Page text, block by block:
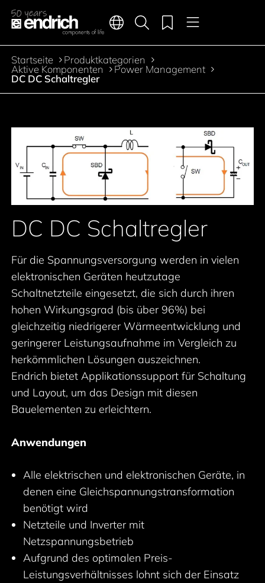
Zum Inhalt springen
Hauptnavigation
Sprachen Menü
Produktsuche
Merkliste
Pfadnavigation
Startseite Produktkategorien
Aktive Komponenten Power Management
DC DC Schaltregler
DC DC Schaltregler
Für die Spannungsversorgung werden in vielen
elektronischen Geräten heutzutage
Schaltnetzteile eingesetzt, die sich durch ihren
hohen Wirkungsgrad (bis über 96%) bei
gleichzeitig niedrigerer Wärmeentwicklung und
geringerer Leistungsaufnahme im Vergleich zu
herkömmlichen Lösungen auszeichnen.
Endrich bietet Applikationssupport für Schaltung
und Layout, um das Design mit diesen
Bauelementen zu erleichtern.
Anwendungen
Alle elektrischen und elektronischen Geräte, in
denen eine Gleichspannungstransformation
benötigt wird
Netzteile und Inverter mit
Netzspannungsbetrieb
Aufgrund des optimalen Preis-
Leistungsverhältnisses lohnt sich der Einsatz